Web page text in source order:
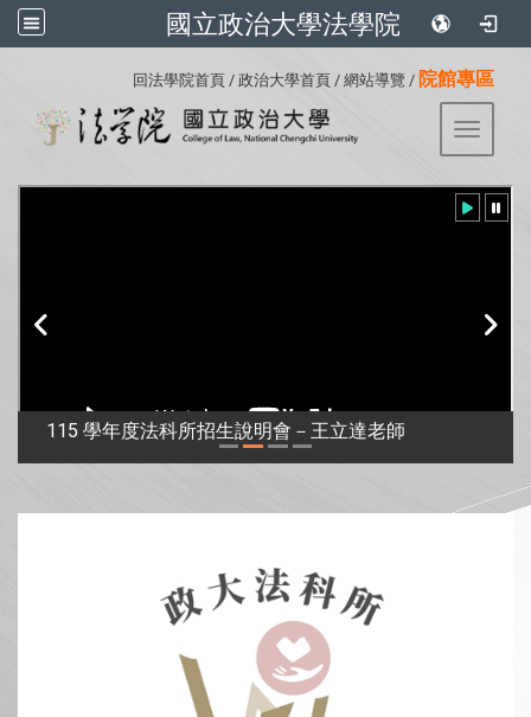
國立政治大學法學院
回法學院首頁 / 政治大學首頁 / 網站導覽 / 院館專區
Toggle
115 學年度法科所招生說明會－王立達老師